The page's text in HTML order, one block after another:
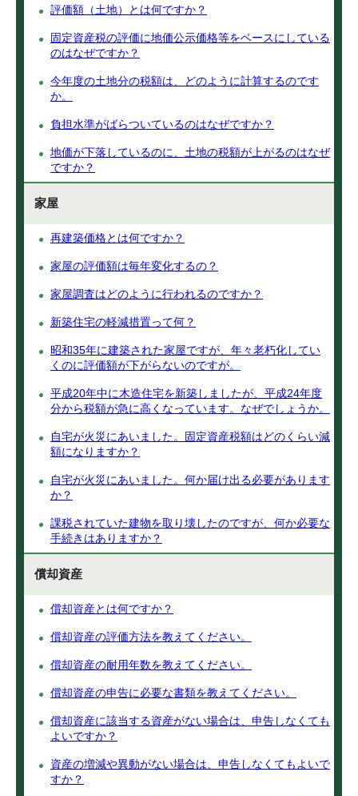
評価額（土地）とは何ですか？
固定資産税の評価に地価公示価格等をベースにしている
のはなぜですか？
今年度の土地分の税額は、どのように計算するのです
か。
負担水準がばらついているのはなぜですか？
地価が下落しているのに、土地の税額が上がるのはなぜ
ですか？
家屋
再建築価格とは何ですか？
家屋の評価額は毎年変化するの？
家屋調査はどのように行われるのですか？
新築住宅の軽減措置って何？
昭和35年に建築された家屋ですが、年々老朽化してい
くのに評価額が下がらないのですが。
平成20年中に木造住宅を新築しましたが、平成24年度
分から税額が急に高くなっています。なぜでしょうか。
自宅が火災にあいました。固定資産税額はどのくらい減
額になりますか？
自宅が火災にあいました。何か届け出る必要があります
か？
課税されていた建物を取り壊したのですが、何か必要な
手続きはありますか？
償却資産
償却資産とは何ですか？
償却資産の評価方法を教えてください。
償却資産の耐用年数を教えてください。
償却資産の申告に必要な書類を教えてください。
償却資産に該当する資産がない場合は、申告しなくても
よいですか？
資産の増減や異動がない場合は、申告しなくてもよいで
すか？